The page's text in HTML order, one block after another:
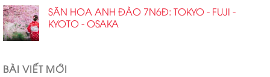
SĂN HOA ANH ĐÀO 7N6Đ: TOKYO - FUJI -
KYOTO - OSAKA
BÀI VIẾT MỚI